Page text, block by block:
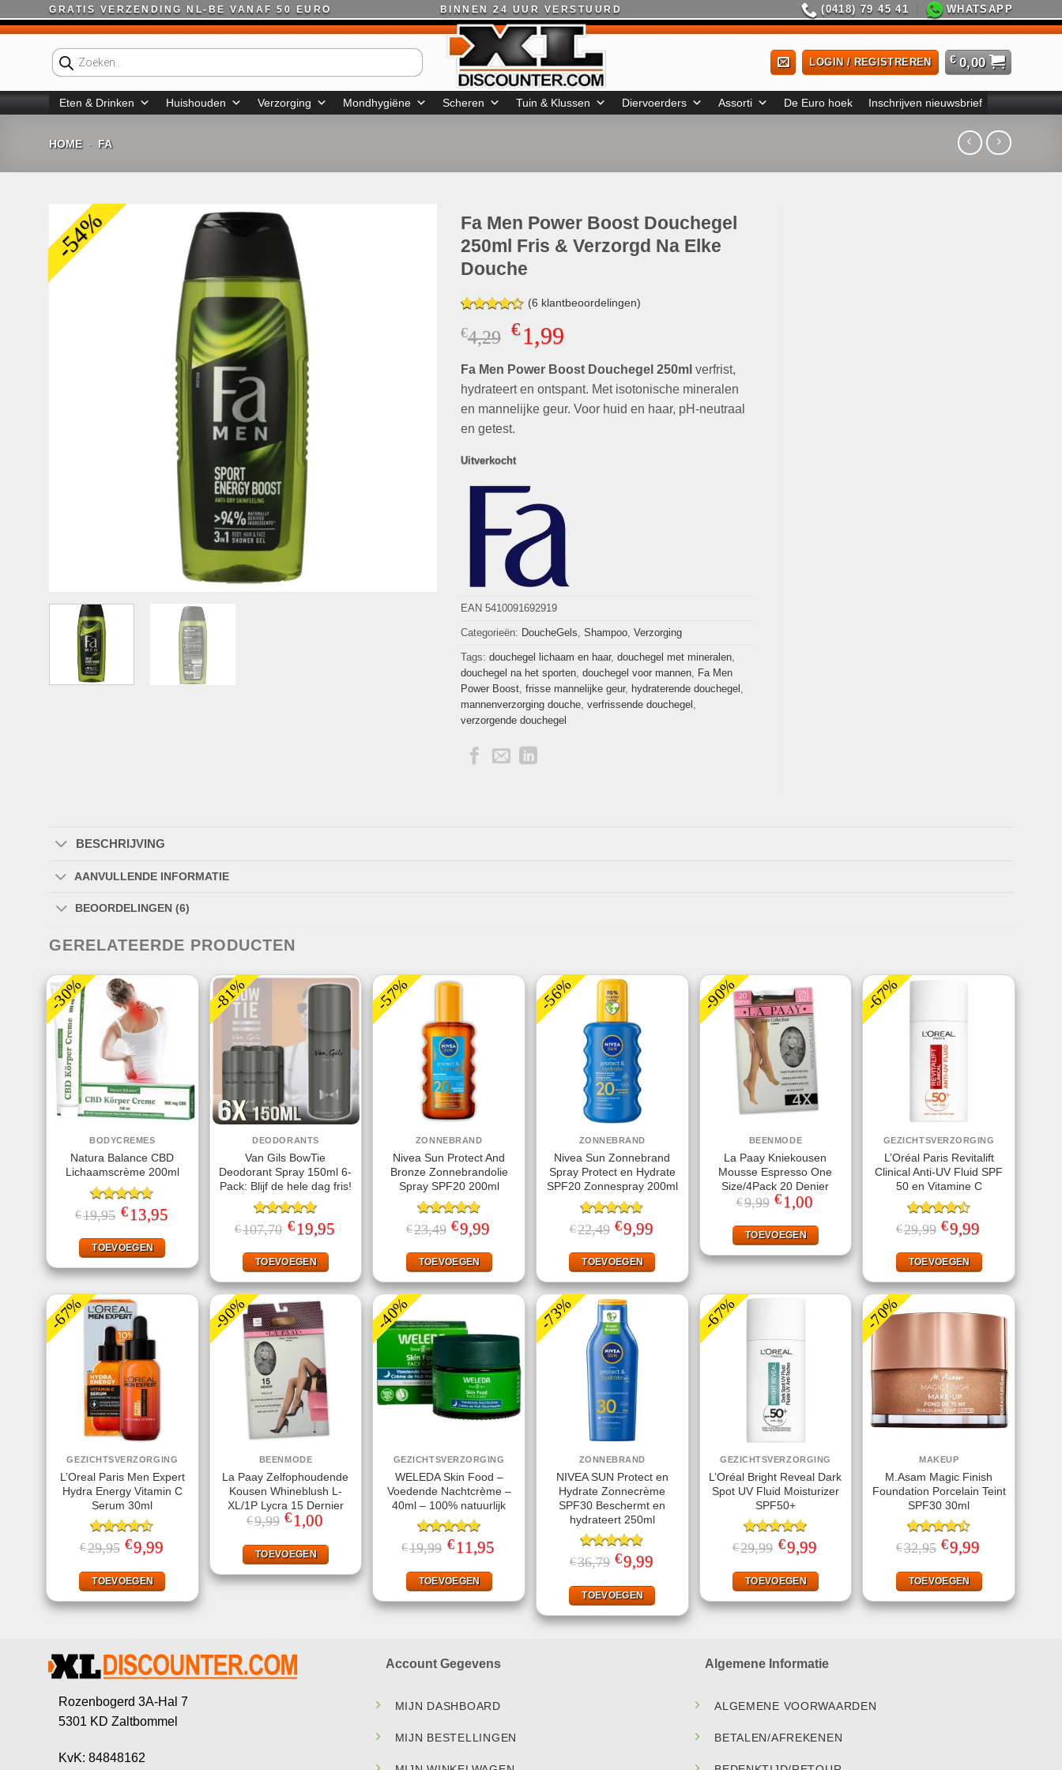
naar
GRATIS VERZENDING NL-BE VANAF 50 EURO BINNEN 24 UUR VERSTUURD (0418) 79 45 41 WHATSAPP
Producten
zoeken
LOGIN / REGISTREREN € 0,00
Eten & Drinken Huishouden Verzorging Mondhygiëne Scheren Tuin & Klussen Diervoerders Assorti De Euro hoek Inschrijven nieuwsbrief
HOME - FA
-54%
Fa Men Power Boost Douchegel
250ml Fris & Verzorgd Na Elke
Douche
Gewaardeerd
4.33 op 5
gebaseerd
waarderingen
(6 klantbeoordelingen)
€4,29 Oorspronkelijke
prijs
was:
€4,29.
€1,99Huidige
is:
€1,99.
Fa Men Power Boost Douchegel 250ml verfrist,
hydrateert en ontspant. Met isotonische mineralen
en mannelijke geur. Voor huid en haar, pH-neutraal
en getest.
Uitverkocht
EAN 5410091692919
Categorieën: DoucheGels, Shampoo, Verzorging
Tags: douchegel lichaam en haar, douchegel met mineralen,
douchegel na het sporten, douchegel voor mannen, Fa Men
Power Boost, frisse mannelijke geur, hydraterende douchegel ,
mannenverzorging douche, verfrissende douchegel ,
verzorgende douchegel
BESCHRIJVING
AANVULLENDE INFORMATIE
BEOORDELINGEN (6)
GERELATEERDE PRODUCTEN
-30%
BODYCREMES
Natura Balance CBD
Lichaamscrème 200ml
Gewaardeerd
4.67uit 5
€19,95 Oorspronkelijke
prijs
€19,95.
€ 13,95prijs
TOEVOEGEN
-81%
DEODORANTS
Van Gils BowTie
Deodorant Spray 150ml 6-
Pack: Blijf de hele dag fris!
Gewaardeerd
5.00 uit 5
€107,70 Oorspronkelijke
prijs
€107,70.
€ 19,95prijs
TOEVOEGEN
-57%
ZONNEBRAND
Nivea Sun Protect And
Bronze Zonnebrandolie
Spray SPF20 200ml
Gewaardeerd
4.78uit 5
€23,49 Oorspronkelijke
prijs
€23,49.
€9,99
€9,99.
TOEVOEGEN
-56%
ZONNEBRAND
Nivea Sun Zonnebrand
Spray Protect en Hydrate
SPF20 Zonnespray 200ml
Gewaardeerd
4.67uit 5
€22,49 Oorspronkelijke
prijs
€22,49.
€9,99
€9,99.
TOEVOEGEN
-90%
BEENMODE
La Paay Kniekousen
Mousse Espresso One
Size/4Pack 20 Denier
€9,99 Oorspronkelijke
prijs
€9,99.
€ 1,00
€1,00.
TOEVOEGEN
-67%
GEZICHTSVERZORGING
L’Oréal Paris Revitalift
Clinical Anti-UV Fluid SPF
50 en Vitamine C
Gewaardeerd
4.50 uit 5
€29,99 Oorspronkelijke
prijs
€29,99.
€9,99
€9,99.
TOEVOEGEN
-67%
GEZICHTSVERZORGING
L’Oreal Paris Men Expert
Hydra Energy Vitamin C
Serum 30ml
Gewaardeerd
4.50 uit 5
€29,95 Oorspronkelijke
prijs
€29,95.
€9,99
€9,99.
TOEVOEGEN
-90%
BEENMODE
La Paay Zelfophoudende
Kousen Whineblush L-
XL/1P Lycra 15 Dernier
€9,99 Oorspronkelijke
prijs
€9,99.
€ 1,00
€1,00.
TOEVOEGEN
-40%
GEZICHTSVERZORGING
WELEDA Skin Food –
Voedende Nachtcrème –
40ml – 100% natuurlijk
Gewaardeerd
5.00uit 5
€19,99 Oorspronkelijke
prijs
€19,99.
€ 11,95prijs
TOEVOEGEN
-73%
ZONNEBRAND
NIVEA SUN Protect en
Hydrate Zonnecrème
SPF30 Beschermt en
hydrateert 250ml
Gewaardeerd
4.78 uit 5
€36,79 Oorspronkelijke
prijs
€36,79.
€9,99
€9,99.
TOEVOEGEN
-67%
GEZICHTSVERZORGING
L’Oréal Bright Reveal Dark
Spot UV Fluid Moisturizer
SPF50+
Gewaardeerd
5.00 uit 5
€29,99 Oorspronkelijke
prijs
€29,99.
€9,99Huidige
€9,99.
TOEVOEGEN
-70%
MAKEUP
M.Asam Magic Finish
Foundation Porcelain Teint
SPF30 30ml
Gewaardeerd
4.50 uit 5
€32,95 Oorspronkelijke
prijs
€32,95.
€9,99
€9,99.
TOEVOEGEN
Rozenbogerd 3A-Hal 7
5301 KD Zaltbommel
KvK: 84848162
Account Gegevens
MIJN DASHBOARD
MIJN BESTELLINGEN
Algemene Informatie
ALGEMENE VOORWAARDEN
BETALEN/AFREKENEN